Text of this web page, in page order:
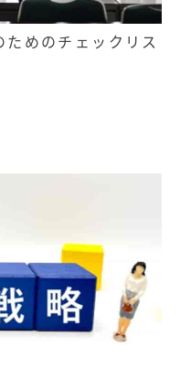
めのチェックリス